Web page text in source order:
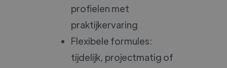
profielen met
praktijkervaring
Flexibele formules:
tijdelijk, projectmatig of